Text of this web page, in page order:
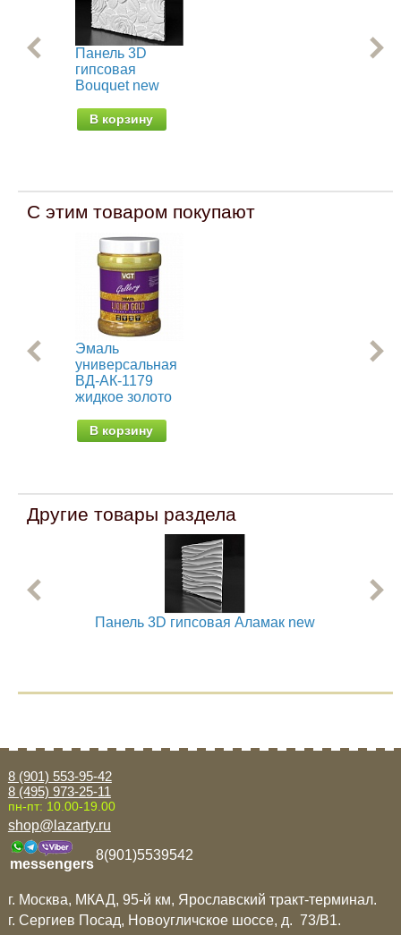
Панель 3D
гипсовая
Bouquet new
В корзину
С этим товаром покупают
Эмаль
универсальная
ВД-АК-1179
жидкое золото
В корзину
Другие товары раздела
Панель 3D гипсовая Аламак new
8 (901) 553-95-42
8 (495) 973-25-11
пн-пт: 10.00-19.00
shop@lazarty.ru
messengers
8(901)5539542
г. Москва, МКАД, 95-й км, Ярославский тракт-терминал.
г. Сергиев Посад, Новоугличское шоссе, д. 73/B1.